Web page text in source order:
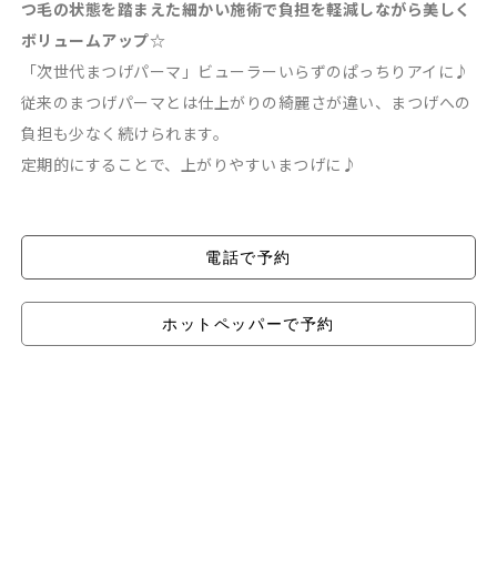
つ毛の状態を踏まえた細かい施術で負担を軽減しながら美しく
ボリュームアップ☆
「次世代まつげパーマ」ビューラーいらずのぱっちりアイに♪
従来のまつげパーマとは仕上がりの綺麗さが違い、まつげへの
負担も少なく続けられます。
定期的にすることで、上がりやすいまつげに♪
電話で予約
ホットペッパーで予約